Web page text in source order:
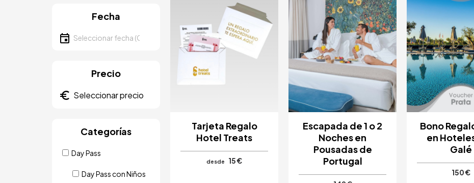
Fecha
Seleccionar fecha
Precio
Categorías
Day Pass
Day Pass con Niños
Tarjeta Regalo
Hotel Treats
desde 15 €
Escapada de 1 o 2
Noches en
Pousadas de
Portugal
Bono
en
Galé
150 €